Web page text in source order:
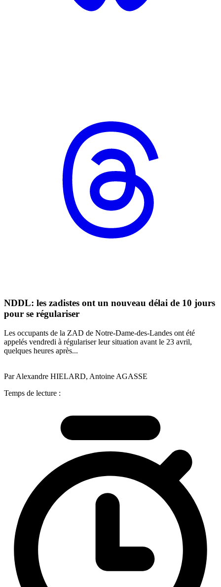
NDDL: les zadistes ont un nouveau délai de 10 jours
pour se régulariser
Les occupants de la ZAD de Notre-Dame-des-Landes ont été
appelés vendredi à régulariser leur situation avant le 23 avril,
quelques heures après...
Par Alexandre HIELARD, Antoine AGASSE
Temps de lecture :